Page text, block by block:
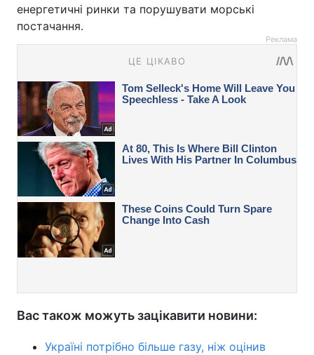
енергетичні ринки та порушувати морські
постачання.
Реклама
Вас також можуть зацікавити новини:
Україні потрібно більше газу, ніж оцінив